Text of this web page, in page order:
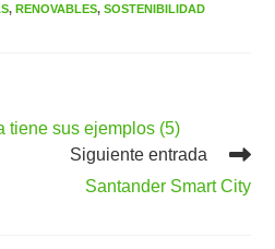
, RENOVABLES, SOSTENIBILIDAD
tiene sus ejemplos (5)
Siguiente entrada
Santander Smart City